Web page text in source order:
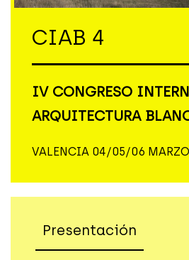
CIAB 4
IV CONGRESO
ARQUITECTURA
VALENCIA 04/05/06
Presentación